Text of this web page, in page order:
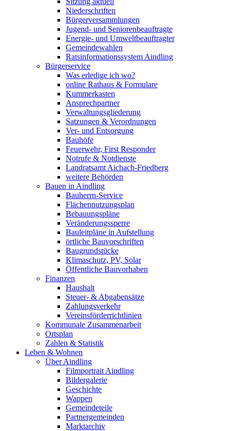
Niederschriften
Bürgerversammlungen
Jugend- und Seniorenbeauftragte
Energie- und Umweltbeauftragter
Gemeindewahlen
Ratsinformationssystem Aindling
Bürgerservice
Was erledige ich wo?
online Rathaus & Formulare
Kummerkasten
Ansprechpartner
Verwaltungsgliederung
Satzungen & Verordnungen
Ver- und Entsorgung
Bauhöfe
Feuerwehr, First Responder
Notrufe & Notdienste
Landratsamt Aichach-Friedberg
weitere Behörden
Bauen in Aindling
Bauherrn-Service
Flächennutzungsplan
Bebauungspläne
Veränderungssperre
Bauleitpläne in Aufstellung
örtliche Bauvorschriften
Baugrundstücke
Klimaschutz, PV, Solar
Öffentliche Bauvorhaben
Finanzen
Haushalt
Steuer- & Abgabensätze
Zahlungsverkehr
Vereinsförderrichtlinien
Kommunale Zusammenarbeit
Ortsplan
Zahlen & Statistik
Leben & Wohnen
Über Aindling
Filmportrait Aindling
Bildergalerie
Geschichte
Wappen
Gemeindeteile
Partnergemeinden
Marktarchiv